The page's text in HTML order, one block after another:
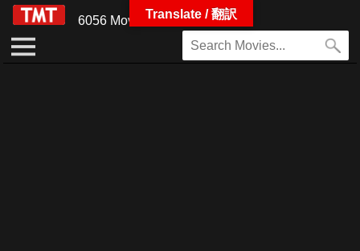
6056 MoviesTranslate / 翻訳